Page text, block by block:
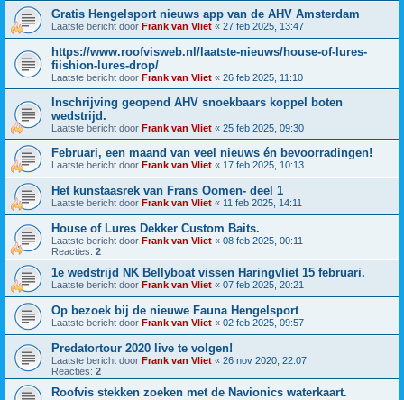
Gratis Hengelsport nieuws app van de AHV Amsterdam
Laatste bericht door Frank van Vliet « 27 feb 2025, 13:47
https://www.roofvisweb.nl/laatste-nieuws/house-of-lures-
fiishion-lures-drop/
Laatste bericht door Frank van Vliet « 26 feb 2025, 11:10
Inschrijving geopend AHV snoekbaars koppel boten
wedstrijd.
Laatste bericht door Frank van Vliet « 25 feb 2025, 09:30
Februari, een maand van veel nieuws én bevoorradingen!
Laatste bericht door Frank van Vliet « 17 feb 2025, 10:13
Het kunstaasrek van Frans Oomen- deel 1
Laatste bericht door Frank van Vliet « 11 feb 2025, 14:11
House of Lures Dekker Custom Baits.
Laatste bericht door Frank van Vliet « 08 feb 2025, 00:11
Reacties: 2
1e wedstrijd NK Bellyboat vissen Haringvliet 15 februari.
Laatste bericht door Frank van Vliet « 07 feb 2025, 20:21
Op bezoek bij de nieuwe Fauna Hengelsport
Laatste bericht door Frank van Vliet « 02 feb 2025, 09:57
Predatortour 2020 live te volgen!
Laatste bericht door Frank van Vliet « 26 nov 2020, 22:07
Reacties: 2
Roofvis stekken zoeken met de Navionics waterkaart.